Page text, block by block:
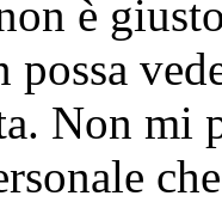
è
possa
Non mi